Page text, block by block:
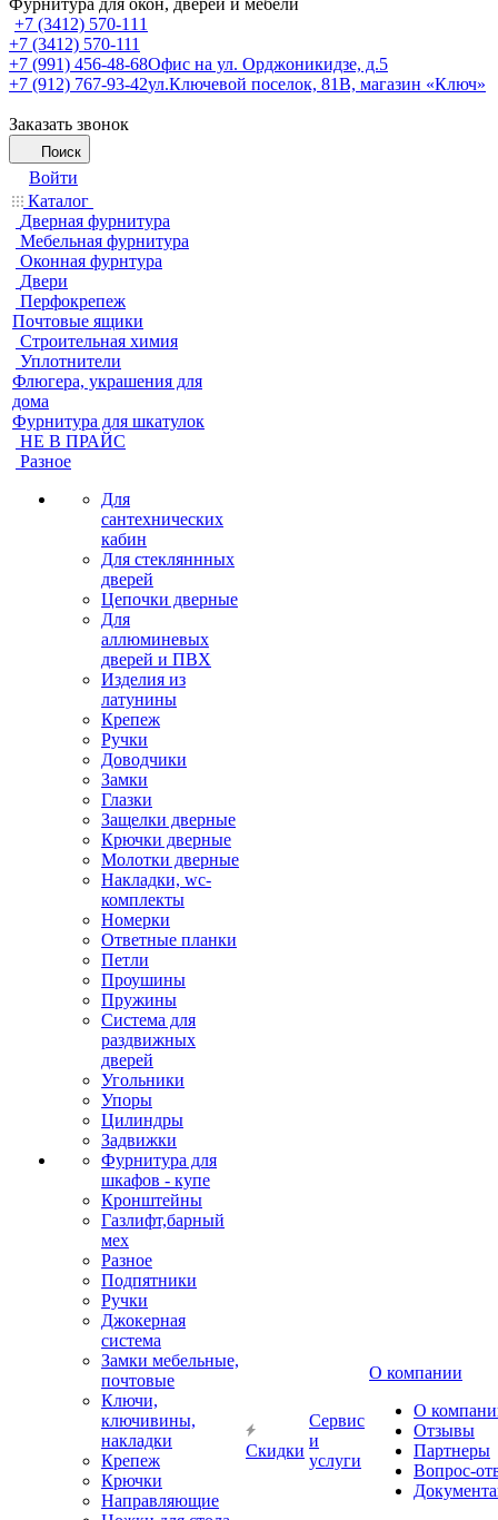
Фурнитура для окон, дверей и мебели
+7 (3412) 570-111
+7 (3412) 570-111
+7 (991) 456-48-68Офис на ул. Орджоникидзе, д.5
+7 (912) 767-93-42ул.Ключевой поселок, 81В, магазин «Ключ»
Заказать звонок
Поиск
Войти
Каталог
Дверная фурнитура
Мебельная фурнитура
Оконная фурнтура
Двери
Перфокрепеж
Почтовые ящики
Строительная химия
Уплотнители
Флюгера, украшения для
дома
Фурнитура для шкатулок
НЕ В ПРАЙС
Разное
Для
сантехнических
кабин
Для стекляннных
дверей
Цепочки дверные
Для
аллюминевых
дверей и ПВХ
Изделия из
латунины
Крепеж
Ручки
Доводчики
Замки
Глазки
Защелки дверные
Крючки дверные
Молотки дверные
Накладки, wc-
комплекты
Номерки
Ответные планки
Петли
Проушины
Пружины
Система для
раздвижных
дверей
Угольники
Упоры
Цилиндры
Задвижки
Фурнитура для
шкафов - купе
Кронштейны
Газлифт,барный
мех
Разное
Подпятники
Ручки
Джокерная
система
Замки мебельные,
почтовые
Ключи,
ключивины,
накладки
Крепеж
Крючки
Направляющие
Скидки
Сервис
и
услуги
О компании
О
Отзывы
Партнеры
Вопрос-